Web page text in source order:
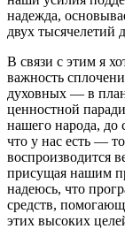
надежда,
двух тысячелетий
В связи с этим я
важность
духовных — в
ценностной
нашего народа, до
что у нас есть —
воспроизводится
присущая нашим
надеюсь, что
средств,
этих высоких